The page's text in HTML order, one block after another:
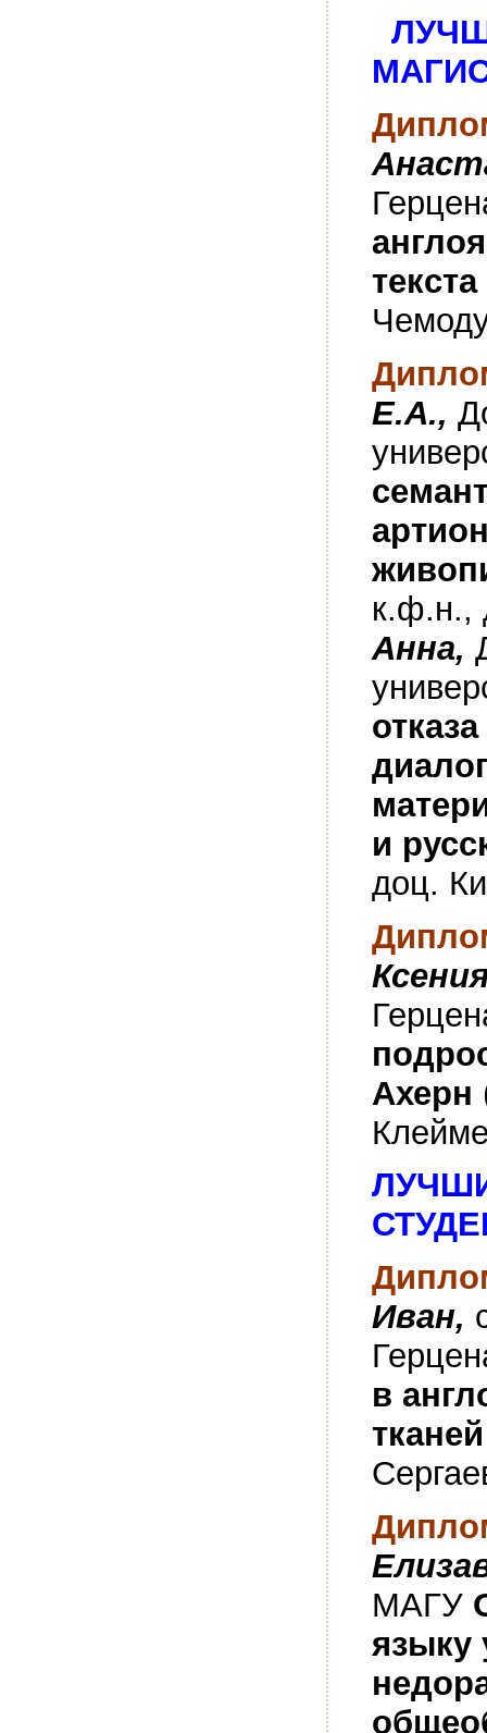
текста
Е.А.,
к.ф.н.,
Анна,
и
доц.
п
Ахерн
Иван,
в
тканей
МАГУ
языку